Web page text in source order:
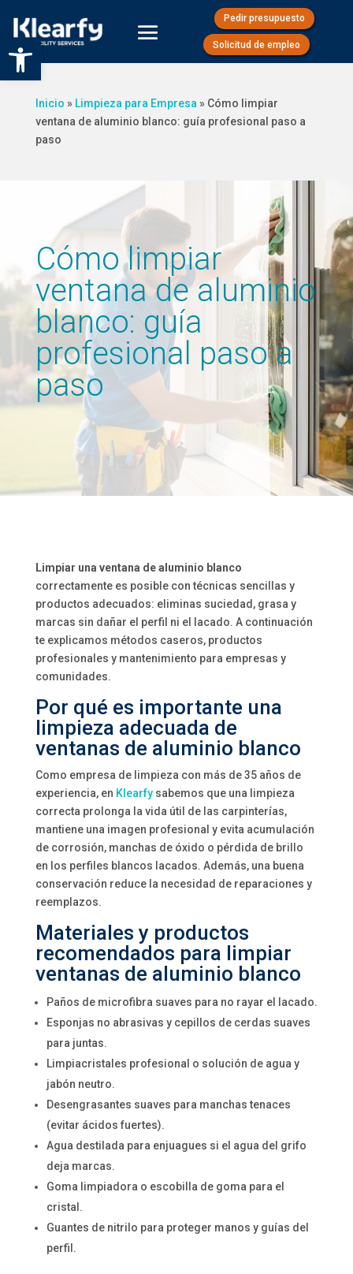
Abrir barra de herramientas
Pedir presupuesto
Solicitud de empleo
Inicio » Limpieza para Empresa » Cómo limpiar
ventana de aluminio blanco: guía profesional paso a
paso
Cómo limpiar
ventana de aluminio
blanco: guía
profesional paso a
paso
Limpiar una ventana de aluminio blanco
correctamente es posible con técnicas sencillas y
productos adecuados: eliminas suciedad, grasa y
marcas sin dañar el perfil ni el lacado. A continuación
te explicamos métodos caseros, productos
profesionales y mantenimiento para empresas y
comunidades.
Por qué es importante una
limpieza adecuada de
ventanas de aluminio blanco
Como empresa de limpieza con más de 35 años de
experiencia, en Klearfysabemos que una limpieza
correcta prolonga la vida útil de las carpinterías,
mantiene una imagen profesional y evita acumulación
de corrosión, manchas de óxido o pérdida de brillo
en los perfiles blancos lacados. Además, una buena
conservación reduce la necesidad de reparaciones y
reemplazos.
Materiales y productos
recomendados para limpiar
ventanas de aluminio blanco
Paños de microfibra suaves para no rayar el lacado.
Esponjas no abrasivas y cepillos de cerdas suaves
para juntas.
Limpiacristales profesional o solución de agua y
jabón neutro.
Desengrasantes suaves para manchas tenaces
(evitar ácidos fuertes).
Agua destilada para enjuagues si el agua del grifo
deja marcas.
Goma limpiadora o escobilla de goma para el
cristal.
Guantes de nitrilo para proteger manos y guías del
perfil.